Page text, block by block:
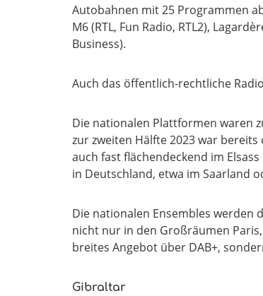
Autobahnen mit 25 Programmen
M6 (RTL, Fun Radio, RTL2),
Business).
Auch das öffentlich-rechtliche
Die nationalen Plattformen waren
zur zweiten Hälfte 2023 war
auch fast flächendeckend im
in Deutschland, etwa im Saarland
Die nationalen Ensembles werden
nicht nur in den Großräumen
breites Angebot über DAB+,
Gibraltar